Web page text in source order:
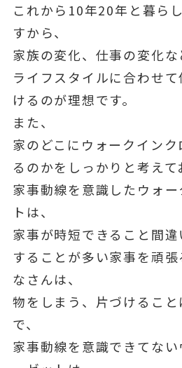
これから10年20年と暮ら
すから、
家族の変化、仕事の変化
ライフスタイルに合わせ
けるのが理想です。
また、
家のどこにウォークイン
るのかをしっかりと考えて
家事動線を意識したウォ
トは、
家事が時短できること間違
することが多い家事を頑
なさんは、
物をしまう、片づけるこ
で、
家事動線を意識できてな